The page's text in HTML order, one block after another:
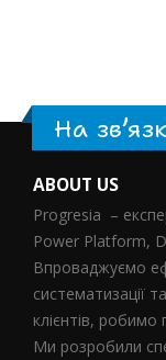
На
ABOUT US
Progresia –
Power Platform,
Впроваджуємо
систематизації
клієнтів,
Ми розробили